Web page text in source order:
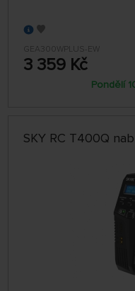
GEA300WPLUS-EW
3 359 Kč
Pondělí
SKY RC T400Q